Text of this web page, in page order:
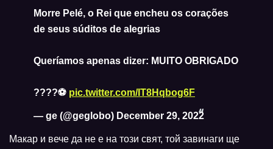
Morre Pelé, o Rei que encheu os corações
de seus súditos de alegrias
Queríamos apenas dizer: MUITO OBRIGADO
????⚽ pic.twitter.com/IT8Hqbog6F
— ge (@geglobo) December 29, 2022
Макар и вече да не е на този свят, той завинаги ще